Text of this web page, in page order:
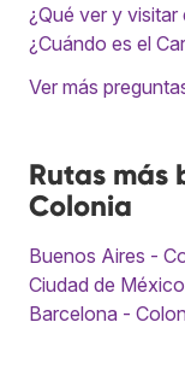
¿Qué ver y visitar
¿Cuándo es el
Ver más
Rutas más
Colonia
Buenos Aires -
Ciudad de
Barcelona -